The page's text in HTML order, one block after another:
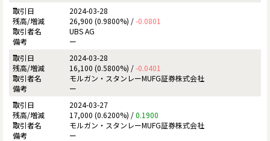
2024-03-28
26,900 (0.9800%) /-0.0801
UBS AG
ー
2024-03-28
16,100 (0.5800%) /-0.0401
モルガン・スタンレーMUFG証券株式会社
ー
2024-03-27
17,000 (0.6200%) /0.1900
モルガン・スタンレーMUFG証券株式会社
ー